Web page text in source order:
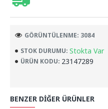
STOK DURUMU: Stokta Var
ÜRÜN KODU: 23147289
GÖRÜNTÜLENME: 3084
BENZER DIĞER ÜRÜNLER